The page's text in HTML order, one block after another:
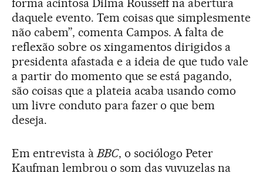
daquele evento. Tem coisas que simplesmente
não cabem”, comenta Campos. A falta de
reflexão sobre os xingamentos dirigidos a
presidenta afastada e a ideia de que tudo vale
a partir do momento que se está pagando,
são coisas que a plateia acaba usando como
um livre conduto para fazer o que bem
deseja.
Em entrevista à BBC, o sociólogo Peter
Kaufman lembrou o som das vuvuzelas na